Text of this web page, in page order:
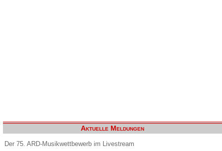
Aktuelle Meldungen
Der 75. ARD-Musikwettbewerb im Livestream